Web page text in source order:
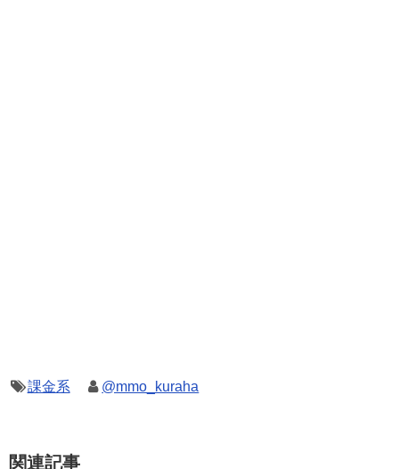
課金系 @mmo_kuraha
関連記事